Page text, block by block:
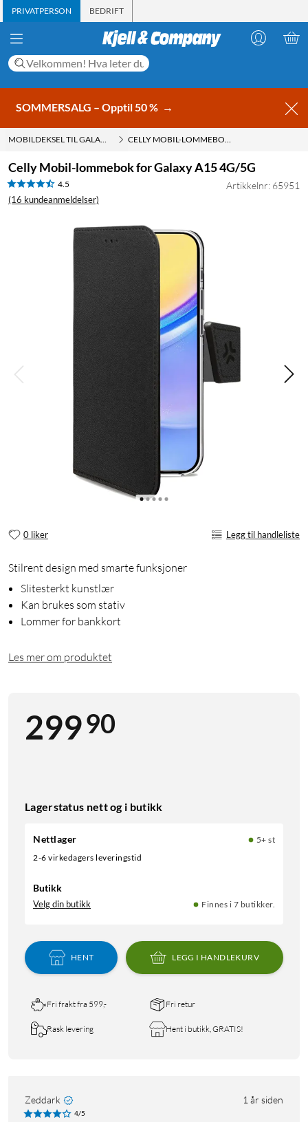
PRIVATPERSON BEDRIFT
SOMMERSALG – Opptil 50 % →
MOBILDEKSEL TIL GALAXY A15 CELLY MOBIL-LOMMEBOK FOR GALAXY A15 4G/5G
Celly Mobil-lommebok for Galaxy A15 4G/5G
4.5
(16 kundeanmeldelser)
Artikkelnr: 65951
0 liker Legg til handleliste
Stilrent design med smarte funksjoner
Slitesterkt kunstlær
Kan brukes som stativ
Lommer for bankkort
Les mer om produktet
29990
Lagerstatus nett og i butikk
Nettlager
5+ st
2-6 virkedagers leveringstid
Butikk
Velg din butikk Finnes i 7 butikker.
HENT LEGG I HANDLEKURV
Fri frakt fra 599,- Fri retur
Rask levering Hent i butikk, GRATIS!
Zeddark 1 år siden
4/5